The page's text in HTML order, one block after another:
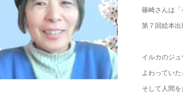
篠崎さんは
第７回絵本出
イルカのジュ
よわってい
そして人間